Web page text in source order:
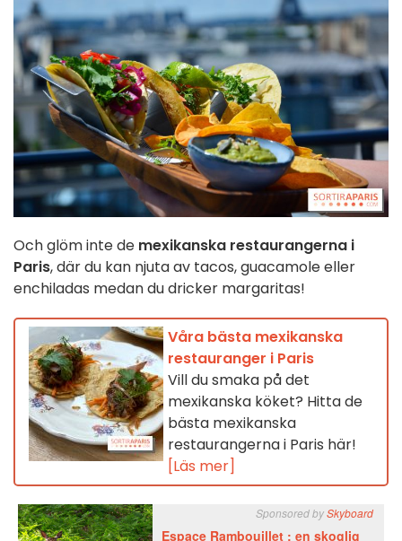
Och glöm inte de mexikanska restaurangerna i
Paris, där du kan njuta av tacos, guacamole eller
enchiladas medan du dricker margaritas!
Våra bästa mexikanska
restauranger i Paris
Vill du smaka på det
mexikanska köket? Hitta de
bästa mexikanska
restaurangerna i Paris här!
[Läs mer]